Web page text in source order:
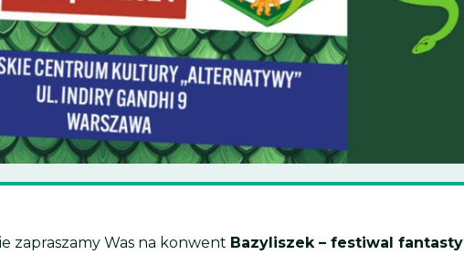
zapraszamy Was na konwent Bazyliszek – festiwal